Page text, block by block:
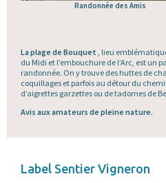
Randonnée des Amis
La plage de Bouquet , lieu
du Midi et l’embouchure de l’Arc, est un
randonnée. On y trouve des huttes de
coquillages et parfois au détour du
d’aigrettes garzettes ou de tadornes de
Avis aux amateurs de pleine nature.
Label Sentier Vigneron